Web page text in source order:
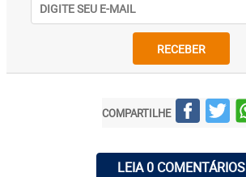
RECEBER
COMPARTILHE
LEIA 0 COMENTÁRIOS